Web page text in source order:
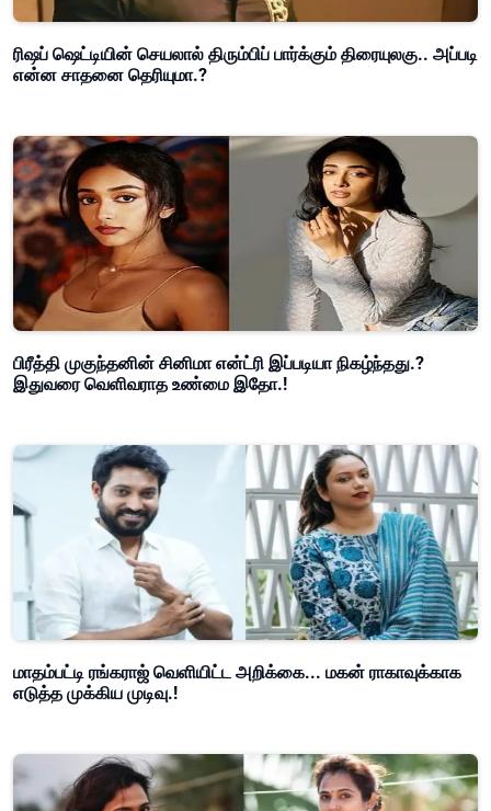
ரிஷப் ஷெட்டியின் செயலால் திரும்பிப் பார்க்கும் திரையுலகு.. அப்படி
என்ன சாதனை தெரியுமா.?
பிரீத்தி முகுந்தனின் சினிமா என்ட்ரி இப்படியா நிகழ்ந்தது.?
இதுவரை வெளிவராத உண்மை இதோ.!
மாதம்பட்டி ரங்கராஜ் வெளியிட்ட அறிக்கை... மகன் ராகாவுக்காக
எடுத்த முக்கிய முடிவு.!